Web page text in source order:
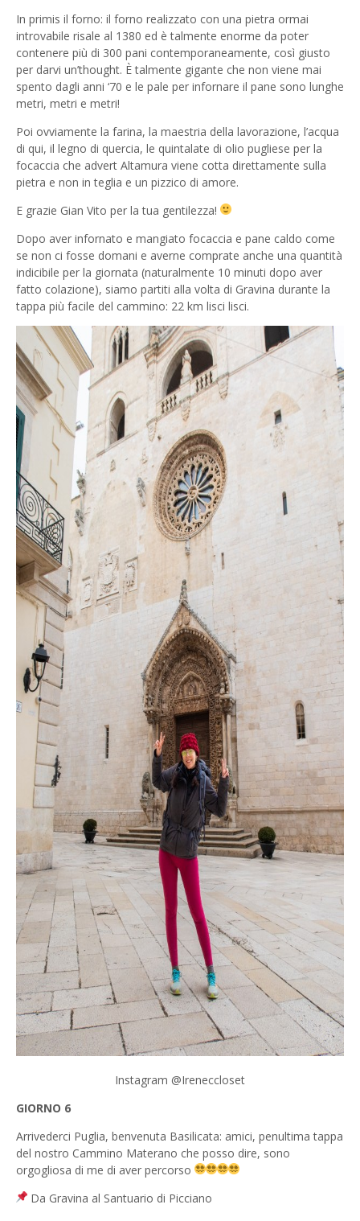
In primis il forno: il forno realizzato con una pietra ormai
introvabile risale al 1380 ed è talmente enorme da poter
contenere più di 300 pani contemporaneamente, così giusto
per darvi un’thought. È talmente gigante che non viene mai
spento dagli anni ‘70 e le pale per infornare il pane sono lunghe
metri, metri e metri!
Poi ovviamente la farina, la maestria della lavorazione, l’acqua
di qui, il legno di quercia, le quintalate di olio pugliese per la
focaccia che advert Altamura viene cotta direttamente sulla
pietra e non in teglia e un pizzico di amore.
E grazie Gian Vito per la tua gentilezza!
Dopo aver infornato e mangiato focaccia e pane caldo come
se non ci fosse domani e averne comprate anche una quantità
indicibile per la giornata (naturalmente 10 minuti dopo aver
fatto colazione), siamo partiti alla volta di Gravina durante la
tappa più facile del cammino: 22 km lisci lisci.
Instagram @Ireneccloset
GIORNO 6
Arrivederci Puglia, benvenuta Basilicata: amici, penultima tappa
del nostro Cammino Materano che posso dire, sono
orgogliosa di me di aver percorso
Da Gravina al Santuario di Picciano